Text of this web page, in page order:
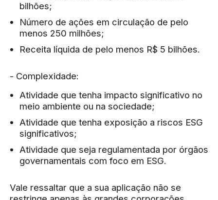
bilhões;
Número de ações em circulação de pelo
menos 250 milhões;
Receita líquida de pelo menos R$ 5 bilhões.
- Complexidade:
Atividade que tenha impacto significativo no
meio ambiente ou na sociedade;
Atividade que tenha exposição a riscos ESG
significativos;
Atividade que seja regulamentada por órgãos
governamentais com foco em ESG.
Vale ressaltar que a sua aplicação não se